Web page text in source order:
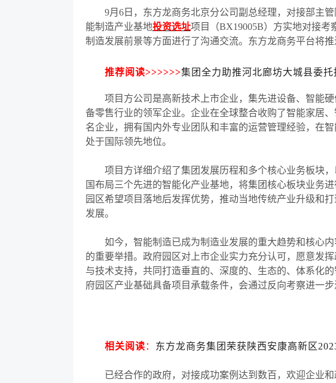
9月6日，东方龙商务北京分公司副总经理，对接部主
能制造产业基地投资选址项目（BX19005B）方实地对接考
制造发展前景等方面进行了沟通交流。东方龙商务平台将
推荐阅读>>>>>>集团全力助推河北廊坊大城县委
项目方公司是高新技术上市企业，集先进设备、智能硬
备零售行业的领军企业。企业在全球整合收购了智能家居
名企业，拥有国内外专业团队和丰富的运营管理经验，在
处于国际领先地位。
项目方详细介绍了集团发展历程和多个核心业务板块，
国布局三个先进的智能化产业基地，将集团核心板块业务
园区希望项目落地后发挥优势，推动当地传统产业升级和
发展。
如今，智能制造已成为制造业发展的重大趋势和核心内
的重要举措。政府园区对上市企业实力充分认可，愿意发
与技术支持，共同打造垂直的、深度的、生态的、体系化
府园区产业基础具备项目承载条件，会通过反向考察进一步
相关阅读 ： 东方龙商务集团荣获陕西安康高新区
已经合作的政府，对接成功案例达到数百，欢迎企业